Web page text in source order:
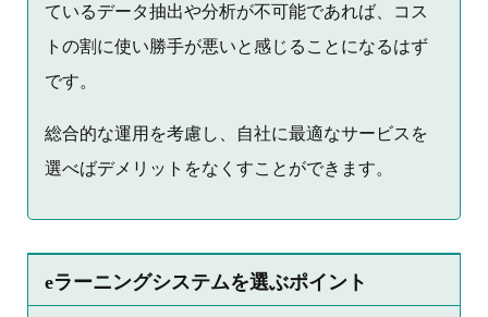
ているデータ抽出や分析が不可能であれば、コス
トの割に使い勝手が悪いと感じることになるはず
です。
総合的な運用を考慮し、自社に最適なサービスを
選べばデメリットをなくすことができます。
eラーニングシステムを選ぶポイント